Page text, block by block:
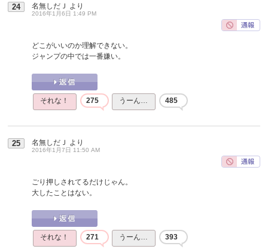
24 名無しだＪ より
2016年1月6日 1:49 PM
どこがいいのか理解できない。
ジャンプの中では一番嫌い。
それな！ 275 うーん… 485
25 名無しだＪ より
2016年1月7日 11:50 AM
ごり押しされてるだけじゃん。
大したことはない。
それな！ 271 うーん… 393